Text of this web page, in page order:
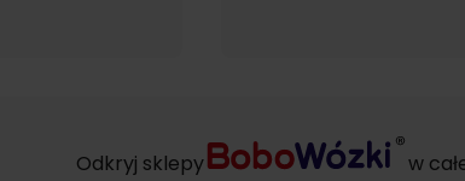
Odkryj sklepy w